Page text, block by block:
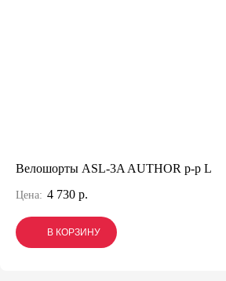
Велошорты ASL-3A AUTHOR р-р L
Цена: 4 730 р.
В КОРЗИНУ
В КОРЗИНУ
В КОРЗИНУ